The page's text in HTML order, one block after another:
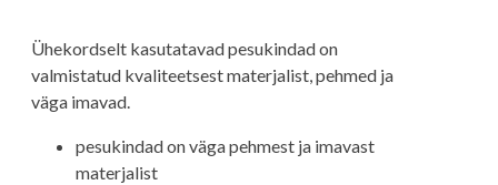
Ühekordselt kasutatavad pesukindad on
valmistatud kvaliteetsest materjalist, pehmed ja
väga imavad.
pesukindad on väga pehmest ja imavast
materjalist